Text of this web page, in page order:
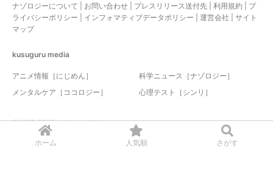
ホーム 人気順 さがす
ナゾロジーについて お問い合わせ プレスリリース送付先 利用規約
プ
ライバシーポリシー
インフォマティブデータポリシー 運営会社
サイト
マップ
kusuguru media
アニメ情報［にじめん］
科学ニュース［ナゾロジー］
メンタルケア［ココロジー］
心理テスト［シンリ］
© 2017-2026 nazology. all rights reserved.